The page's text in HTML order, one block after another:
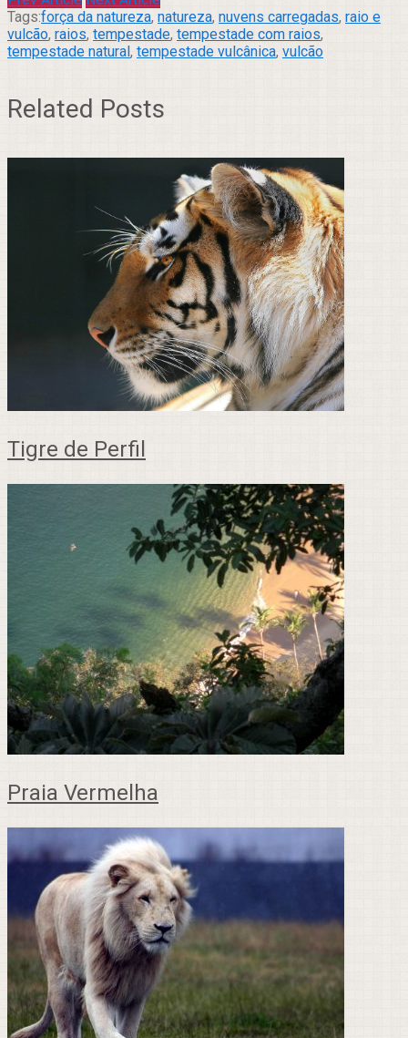
Tags:força da natureza, natureza, nuvens carregadas, raio e
vulcão, raios, tempestade, tempestade com raios,
tempestade natural, tempestade vulcânica, vulcão
Related Posts
Tigre de Perfil
Praia Vermelha